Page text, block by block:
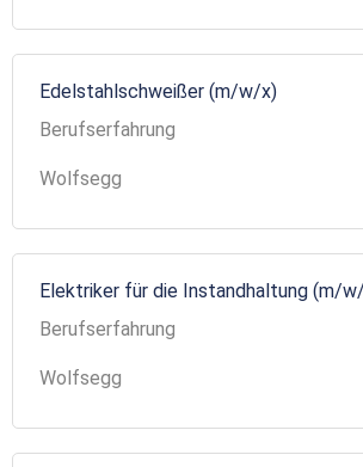
Edelstahlschweißer (m/w/x)
Berufserfahrung
Wolfsegg
Elektriker für die Instandhaltung (m/
Berufserfahrung
Wolfsegg